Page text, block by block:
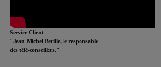
Service Client
"Jean-Michel Berille, le responsable
des télé-conseillers."